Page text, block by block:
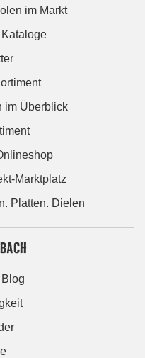
im Markt
im Überblick
Marktplatz
Platten. Dielen